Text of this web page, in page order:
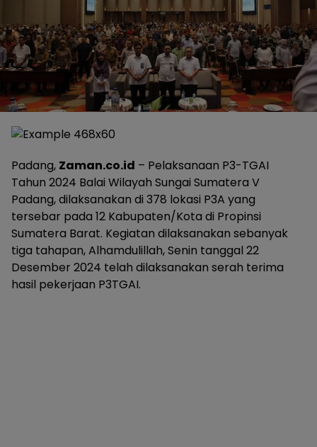
Padang, Zaman.co.id – Pelaksanaan P3-TGAI
Tahun 2024 Balai Wilayah Sungai Sumatera V
Padang, dilaksanakan di 378 lokasi P3A yang
tersebar pada 12 Kabupaten/Kota di Propinsi
Sumatera Barat. Kegiatan dilaksanakan sebanyak
tiga tahapan, Alhamdulillah, Senin tanggal 22
Desember 2024 telah dilaksanakan serah terima
hasil pekerjaan P3TGAI.